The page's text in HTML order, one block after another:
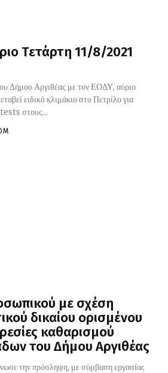
Τετάρτη 11/8/2021
Δήμου Αργιθέας με τον ΕΟΔΥ, αύριο
ειδικό κλιμάκιο στο Πετρίλο για
στους...
με σχέση
δικαίου ορισμένου
καθαρισμού
του Δήμου Αργιθέας
την πρόσληψη, με σύμβαση εργασίας